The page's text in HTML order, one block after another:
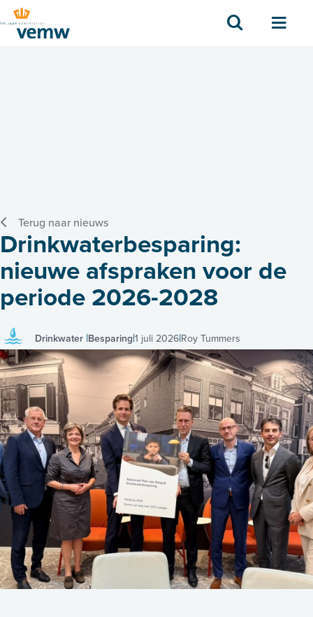
Zoek
Terug naar nieuws
Drinkwaterbesparing:
nieuwe afspraken voor de
periode 2026-2028
Drinkwater Besparing 1 juli 2026 Roy Tummers